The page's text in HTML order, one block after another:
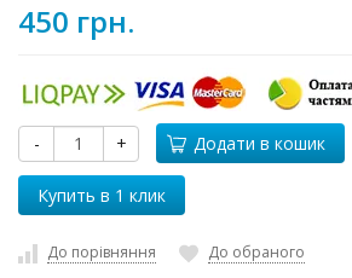
450 грн.
- + Додати в кошик
До порівняння До обраного